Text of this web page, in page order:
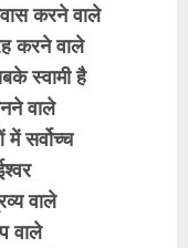
करने वाले
करने वाले
स्वामी है
वाले
सर्वोच्च
वाले
वाले